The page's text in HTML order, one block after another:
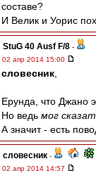
составе?
И Велик и Уорис
StuG 40 Ausf F/8 -
02 апр 2014 15:00
словесник
Ерунда, что Джано
Но ведь мог
А значит - есть
словесник -
02 апр 2014 14:57